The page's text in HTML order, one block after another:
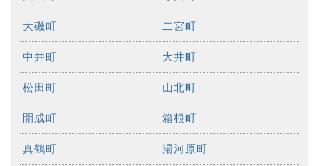
大磯町 二宮町
中井町 大井町
松田町 山北町
開成町 箱根町
真鶴町 湯河原町